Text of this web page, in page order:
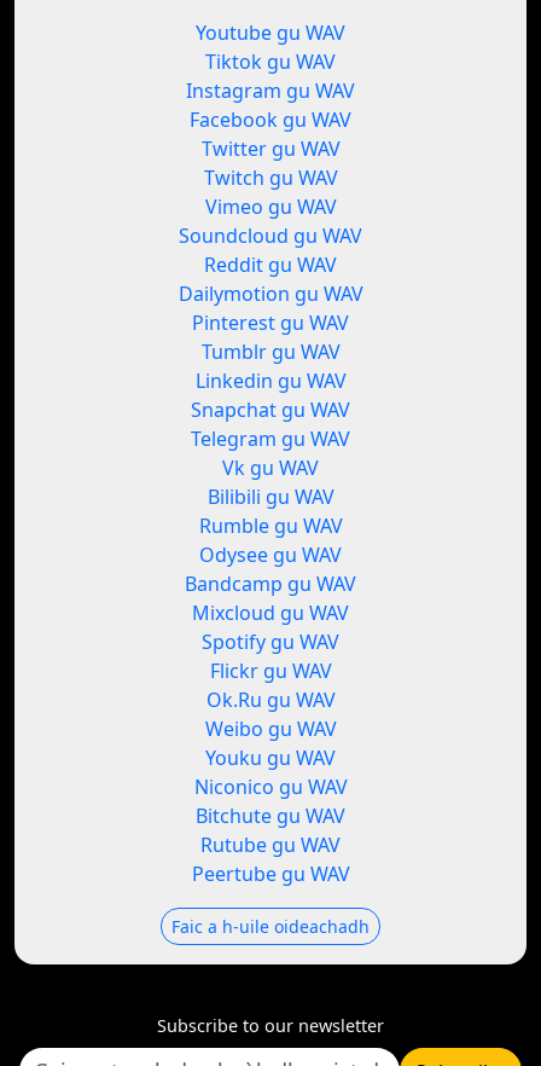
Youtube gu WAV
Tiktok gu WAV
Instagram gu WAV
Facebook gu WAV
Twitter gu WAV
Twitch gu WAV
Vimeo gu WAV
Soundcloud gu WAV
Reddit gu WAV
Dailymotion gu WAV
Pinterest gu WAV
Tumblr gu WAV
Linkedin gu WAV
Snapchat gu WAV
Telegram gu WAV
Vk gu WAV
Bilibili gu WAV
Rumble gu WAV
Odysee gu WAV
Bandcamp gu WAV
Mixcloud gu WAV
Spotify gu WAV
Flickr gu WAV
Ok.Ru gu WAV
Weibo gu WAV
Youku gu WAV
Niconico gu WAV
Bitchute gu WAV
Rutube gu WAV
Peertube gu WAV
Faic a h-uile oideachadh
Subscribe to our newsletter